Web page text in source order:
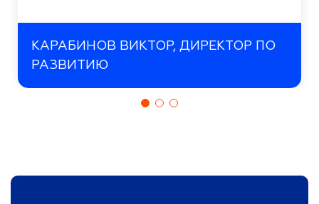
КАРАБИНОВ ВИКТОР, ДИРЕКТОР ПО
РАЗВИТИЮ